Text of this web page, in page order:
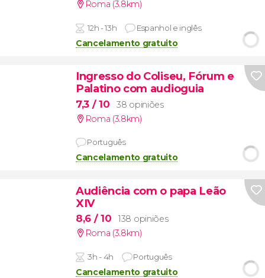
Roma (3.8km)
12h - 13h Espanhol e inglês
Cancelamento gratuito
Ingresso do Coliseu, Fórum e
Palatino com audioguia
7,3 / 10
38 opiniões
Roma (3.8km)
Português
Cancelamento gratuito
Audiência com o papa Leão
XIV
8,6 / 10
138 opiniões
Roma (3.8km)
3h - 4h Português
Cancelamento gratuito